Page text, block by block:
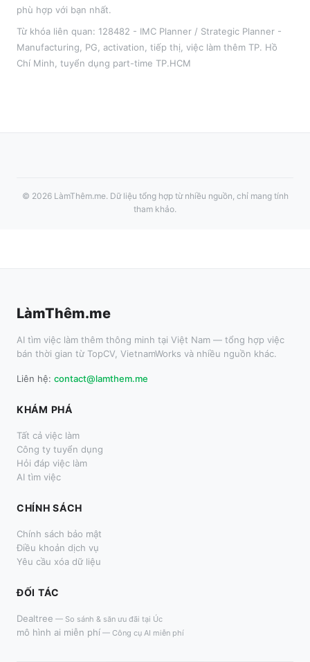
phù hợp với bạn nhất.
Từ khóa liên quan: 128482 - IMC Planner / Strategic Planner -
Manufacturing
PG, activation, tiếp thị , việc làm thêm TP. Hồ
Chí Minh , tuyển dụng part-time TP.HCM
© 2026 LàmThêm.me. Dữ liệu tổng hợp từ nhiều nguồn, chỉ mang tính
tham khảo.
LàmThêm.me
AI tìm việc làm thêm thông minh tại Việt Nam — tổng hợp việc
bán thời gian từ TopCV, VietnamWorks và nhiều nguồn khác.
Liên hệ: contact@lamthem.me
KHÁM PHÁ
Tất cả việc làm
Công ty tuyển dụng
Hỏi đáp việc làm
AI tìm việc
CHÍNH SÁCH
Chính sách bảo mật
Điều khoản dịch vụ
Yêu cầu xóa dữ liệu
ĐỐI TÁC
Dealtree — So sánh & săn ưu đãi tại Úc
mô hình ai miễn phí — Công cụ AI miễn phí